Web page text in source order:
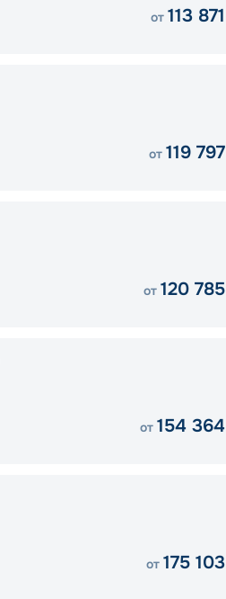
от 113 871
от 119 797
от 120 785
от 154 364
от 175 103